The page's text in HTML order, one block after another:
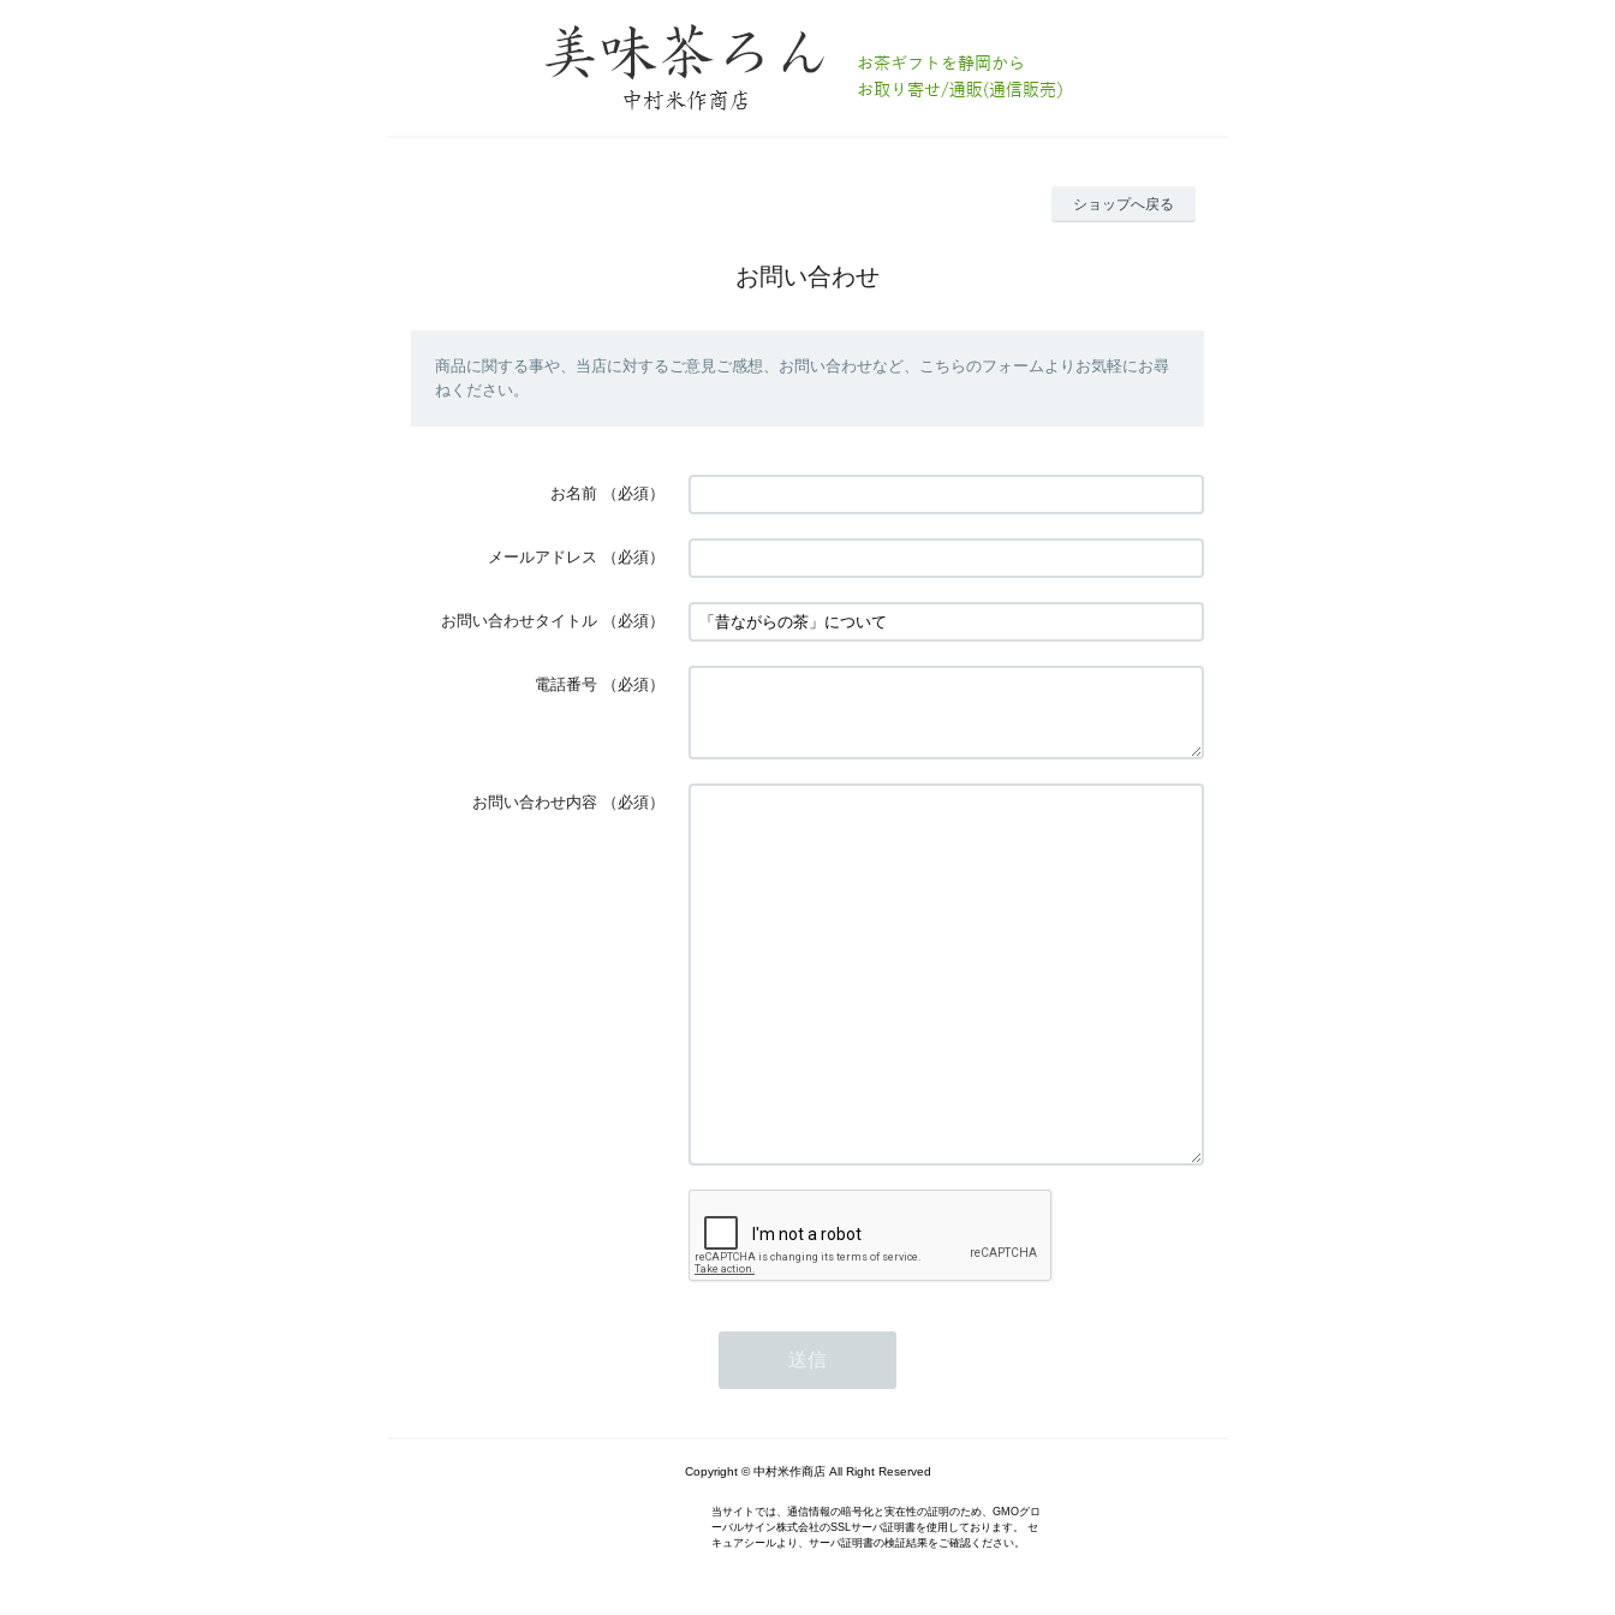
ショップへ戻る
お問い合わせ
商品に関する事や、当店に対するご意見ご感想、お問い合わせなど、こちらのフォームよりお気軽にお尋
ねください。
お名前 （必須）
メールアドレス （必須）
お問い合わせタイトル （必須）
電話番号 （必須）
お問い合わせ内容 （必須）
Copyright © 中村米作商店 All Right Reserved
当サイトでは、通信情報の暗号化と実在性の証明のため、GMOグロ
ーバルサイン株式会社のSSLサーバ証明書を使用しております。 セ
キュアシールより、サーバ証明書の検証結果をご確認ください。